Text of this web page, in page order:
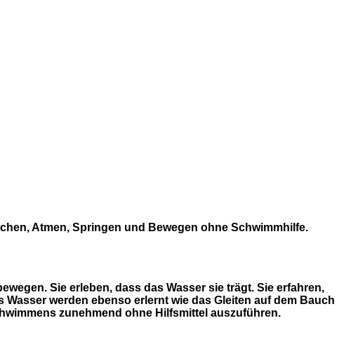
Atmen, Springen und Bewegen ohne Schwimmhilfe.
Sie erleben, dass das Wasser sie trägt. Sie erfahren,
werden ebenso erlernt wie das Gleiten auf dem Bauch
zunehmend ohne Hilfsmittel auszuführen.